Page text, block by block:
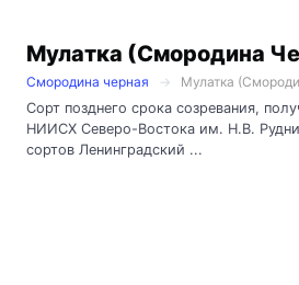
Мулатка (Смородина
Смородина черная
Мулатка
Сорт позднего срока созревания,
НИИСХ Северо-Востока им. Н.В.
сортов Ленинградский ...